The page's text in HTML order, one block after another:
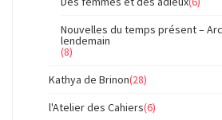
Nouvelles du temps présent –
lendemain
(8)
Kathya de Brinon(28)
l'Atelier des Cahiers(6)